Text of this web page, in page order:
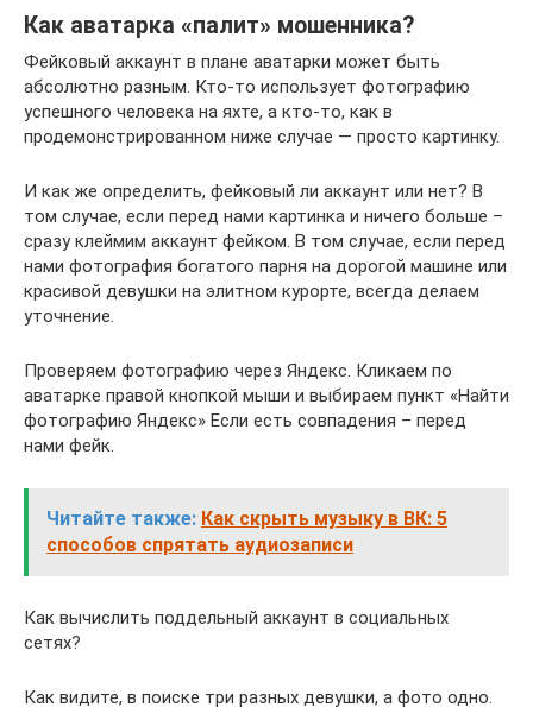
Как аватарка «палит» мошенника?
Фейковый аккаунт в плане аватарки может быть
абсолютно разным. Кто-то использует фотографию
успешного человека на яхте, а кто-то, как в
продемонстрированном ниже случае — просто картинку.
И как же определить, фейковый ли аккаунт или нет? В
том случае, если перед нами картинка и ничего больше –
сразу клеймим аккаунт фейком. В том случае, если перед
нами фотография богатого парня на дорогой машине или
красивой девушки на элитном курорте, всегда делаем
уточнение.
Проверяем фотографию через Яндекс. Кликаем по
аватарке правой кнопкой мыши и выбираем пункт «Найти
фотографию Яндекс» Если есть совпадения – перед
нами фейк.
Читайте также: Как скрыть музыку в ВК: 5
способов спрятать аудиозаписи
Как вычислить поддельный аккаунт в социальных
сетях?
Как видите, в поиске три разных девушки, а фото одно.